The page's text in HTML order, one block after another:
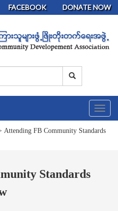
FACEBOOK DONATE NOW
T
o
g
Attending FB Community Standards
Standards